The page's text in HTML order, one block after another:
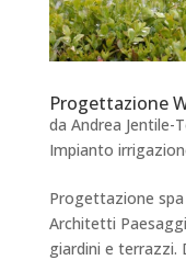
Progettazione
da Andrea Jentile-
Impianto
Progettazione
Architetti
giardini e terrazzi.